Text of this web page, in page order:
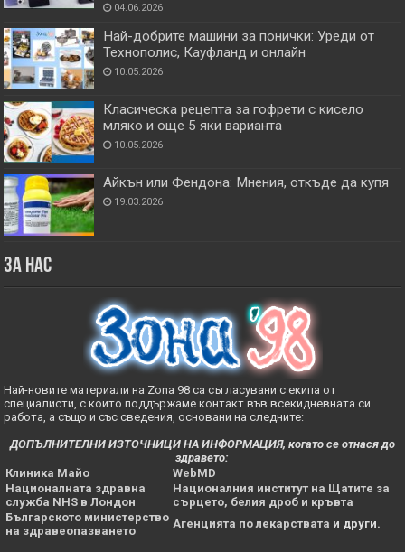
04.06.2026
Най-добрите машини за понички: Уреди от
Технополис, Кауфланд и онлайн
10.05.2026
Класическа рецепта за гофрети с кисело
мляко и още 5 яки варианта
10.05.2026
Айкън или Фендона: Мнения, откъде да купя
19.03.2026
За нас
Най-новите материали на Zona 98 са съгласувани с екипа от
специалисти, с които поддържаме контакт във всекидневната си
работа, а също и със сведения, основани на следните:
ДОПЪЛНИТЕЛНИ ИЗТОЧНИЦИ НА ИНФОРМАЦИЯ, когато се отнася до
здравето:
Клиника Майо
WebMD
Националната здравна
служба NHS в Лондон
Националния институт на Щатите за
сърцето, белия дроб и кръвта
Българското министерство
на здравеопазването
Агенцията по лекарствата и други.